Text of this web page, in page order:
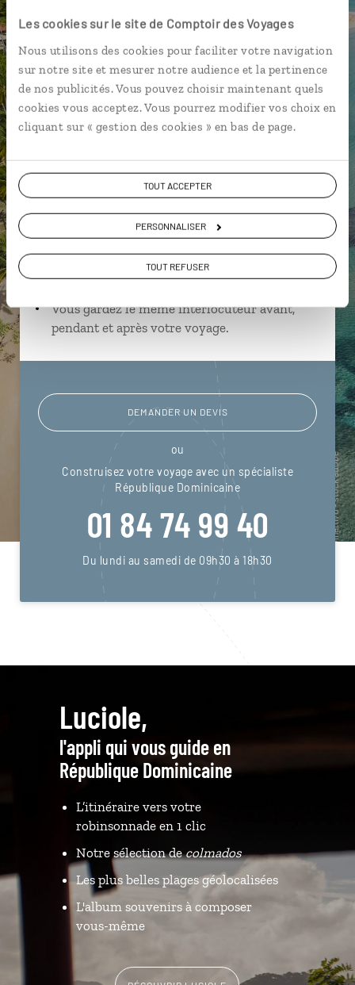
Les cookies sur le site de Comptoir des Voyages
Nous utilisons des cookies pour faciliter votre navigation
sur notre site et mesurer notre audience et la pertinence
de nos publicités. Vous pouvez choisir maintenant quels
cookies vous acceptez. Vous pourrez modifier vos choix en
cliquant sur « gestion des cookies » en bas de page.
TOUT ACCEPTER
PERSONNALISER
TOUT REFUSER
Mathilde,
spécialiste République
Dominicaine
spécialistes
Ils sauront organiser votre itinéraire au plus
près de vos envies et de la réalité du pays.
Échangez en face à face ou depuis nos studios
connectés en agence, mais aussi par email ou
téléphone.
Vous gardez le même interlocuteur avant,
pendant et après votre voyage.
DEMANDER UN DEVIS
ou
Construisez votre voyage avec un spécialiste
République Dominicaine
01 84 74 99 40
Du lundi au samedi de 09h30 à 18h30
Luciole,
l'appli qui vous guide en
République Dominicaine
L’itinéraire vers votre
robinsonnade en 1 clic
Notre sélection decolmados
Les plus belles plages géolocalisées
L'album souvenirs à composer
vous-même